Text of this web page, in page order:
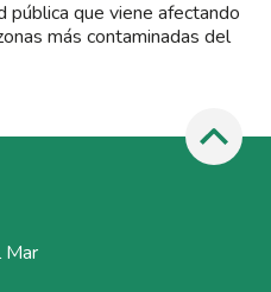
pública que viene afectando
más contaminadas del
Mar